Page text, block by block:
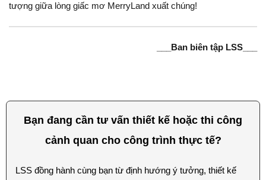
tượng giữa lòng giấc mơ MerryLand xuất chúng!
___Ban biên tập LSS___
Bạn đang cần tư vấn thiết kế hoặc thi công
cảnh quan cho công trình thực tế?
LSS đồng hành cùng bạn từ định hướng ý tưởng, thiết kế